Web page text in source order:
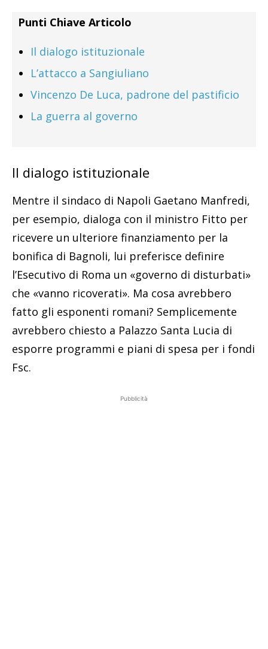
Punti Chiave Articolo
Il dialogo istituzionale
L’attacco a Sangiuliano
Vincenzo De Luca, padrone del pastificio
La guerra al governo
Il dialogo istituzionale
Mentre il sindaco di Napoli Gaetano Manfredi,
per esempio, dialoga con il ministro Fitto per
ricevere un ulteriore finanziamento per la
bonifica di Bagnoli, lui preferisce definire
l’Esecutivo di Roma un «governo di disturbati»
che «vanno ricoverati». Ma cosa avrebbero
fatto gli esponenti romani? Semplicemente
avrebbero chiesto a Palazzo Santa Lucia di
esporre programmi e piani di spesa per i fondi
Fsc.
Pubblicità